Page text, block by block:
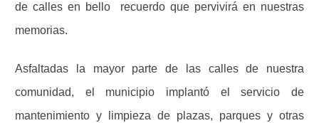
de calles en bello
recuerdo que pervivirá en nuestras
memorias.
Asfaltadas la mayor parte de las calles de nuestra
comunidad, el municipio implantó el servicio de
mantenimiento y limpieza de plazas, parques y otras